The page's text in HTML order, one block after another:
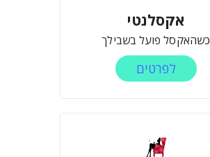
אקסלנטי
כשהאקסל פועל בשבילך
לפרטים